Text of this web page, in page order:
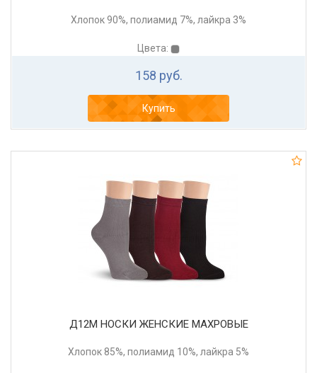
Хлопок 90%, полиамид 7%, лайкра 3%
Цвета:
158 руб.
Купить
Д12М НОСКИ ЖЕНСКИЕ МАХРОВЫЕ
Хлопок 85%, полиамид 10%, лайкра 5%